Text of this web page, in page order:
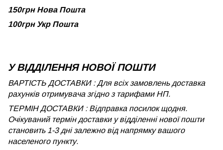
150грн Нова Пошта
100грн Укр Пошта
У ВІДДІЛЕННЯ НОВОЇ ПОШТИ
ВАРТІСТЬ ДОСТАВКИ : Для всіх замовлень доставка
рахунків отримувача згідно з тарифами НП.
ТЕРМІН ДОСТАВКИ : Відправка посилок щодня.
Очікуваний термін доставки у відділенні нової пошти
становить 1-3 дні залежно від напрямку вашого
населеного пункту.